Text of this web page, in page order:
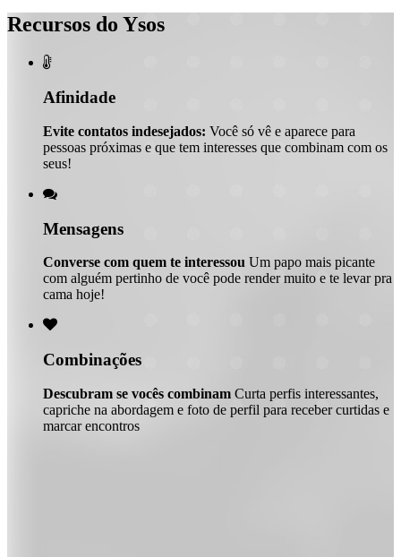
Recursos do Ysos

Afinidade
Evite contatos indesejados: Você só vê e aparece para
pessoas próximas e que tem interesses que combinam com os
seus!

Mensagens
Converse com quem te interessou Um papo mais picante
com alguém pertinho de você pode render muito e te levar pra
cama hoje!

Combinações
Descubram se vocês combinam Curta perfis interessantes,
capriche na abordagem e foto de perfil para receber curtidas e
marcar encontros